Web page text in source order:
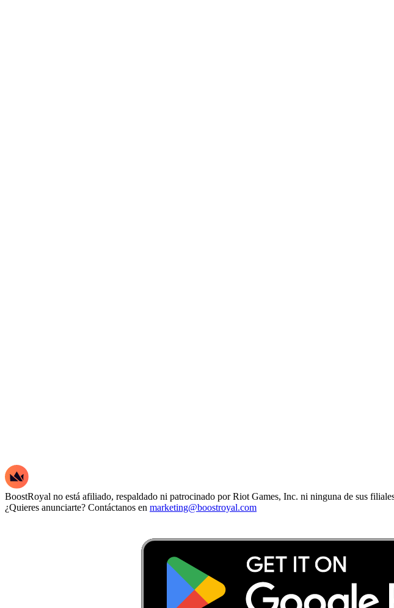
BoostRoyal no está afiliado, respaldado ni patrocinado por Riot Games, Inc. ni ninguna de sus
¿Quieres anunciarte? Contáctanos en marketing@boostroyal.com